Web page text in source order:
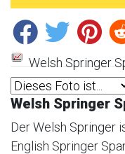
Welsh Springer
Welsh Springer
Der Welsh Springer
English Springer